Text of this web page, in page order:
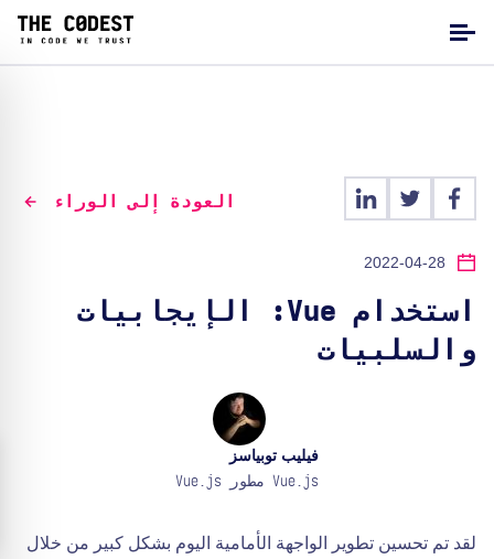
العودة إلى الوراء
2022-04-28
استخدام Vue: الإيجابيات
والسلبيات
فيليب توبياسز
Vue.js مطور Vue.js
لقد تم تحسين تطوير الواجهة الأمامية اليوم بشكل كبير من خلال